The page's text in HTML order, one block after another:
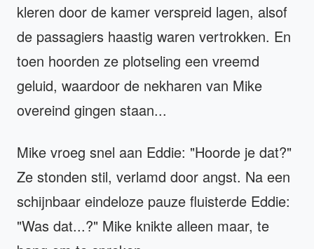
kleren door de kamer verspreid lagen, alsof
de passagiers haastig waren vertrokken. En
toen hoorden ze plotseling een vreemd
geluid, waardoor de nekharen van Mike
overeind gingen staan...
Mike vroeg snel aan Eddie: "Hoorde je dat?"
Ze stonden stil, verlamd door angst. Na een
schijnbaar eindeloze pauze fluisterde Eddie:
"Was dat...?" Mike knikte alleen maar, te